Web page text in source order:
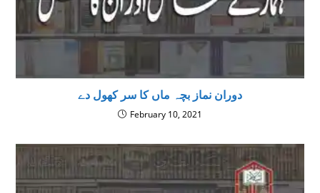
دوران نماز بچہ ماں کا سر کھول دے
February 10, 2021